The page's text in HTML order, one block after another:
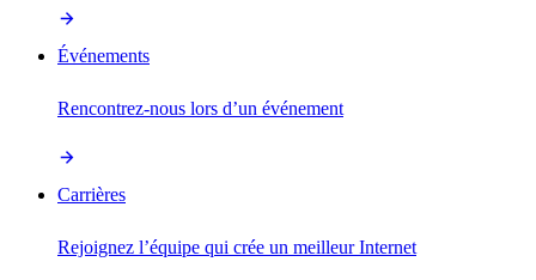
Événements
Rencontrez-nous lors d’un événement
Carrières
Rejoignez l’équipe qui crée un meilleur Internet